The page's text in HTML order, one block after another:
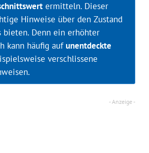
ermitteln. Dieser
Hinweise über den Zustand
bieten. Denn ein erhöhter
kann häufig aufunentdeckte
verschlissene